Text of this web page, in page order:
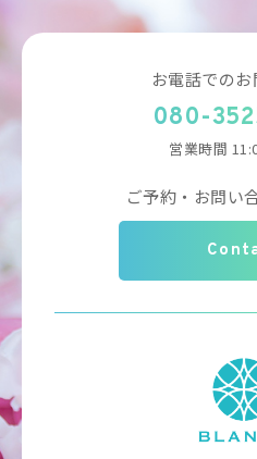
お電話での
080-
営業時間
ご予約・お問い